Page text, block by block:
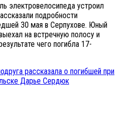
электровелосипеда устроил
подробности
30 мая в Серпухове. Юный
на встречную полосу и
чего погибла 17-